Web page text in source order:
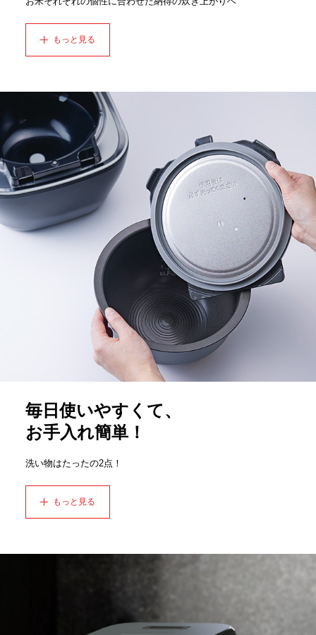
もっと見る
毎日使いやすくて、
お手入れ簡単！
洗い物はたったの2点！
もっと見る